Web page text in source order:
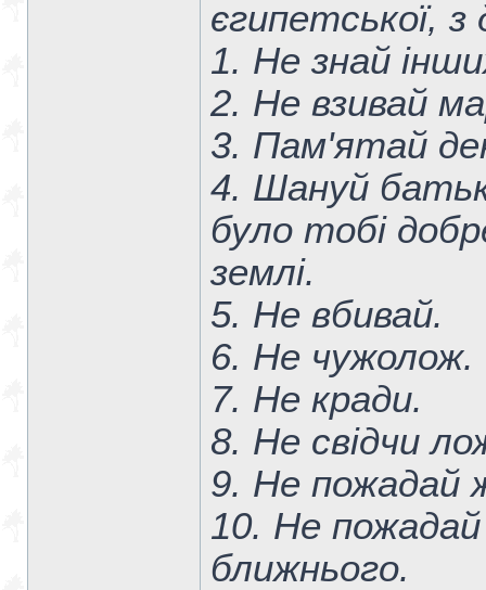
єгипетської,
1. Не знай
2. Не взивай
3. Пам'ятай
4. Шануй
було тобі
землі.
5. Не вбивай.
6. Не чужолож.
7. Не кради.
8. Не свідчи
9. Не пожадай
10. Не
ближнього.